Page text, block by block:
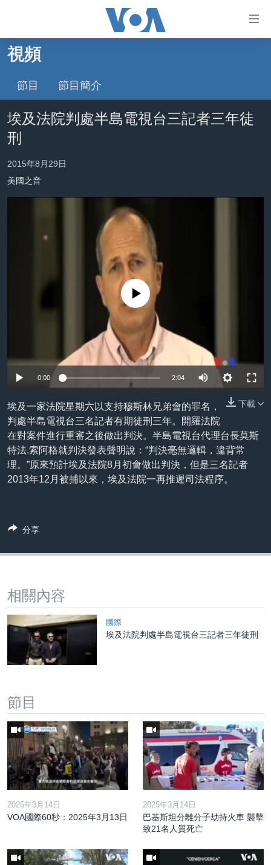
礙
鏈
轉
到
內
容
跳
主頁
美國大選2024
台灣
VOA 60秒 (國際)
美國專訊
視頻存檔
YOUTUBE頻道
新聞音頻
海外港人
港人港心
美國透視
建國史話
國語
關注我們
其他語言網站
視頻
節目 節目簡介
埃及法院判處半島電視台三記者三年徒
刑
2015年8月29日
美國之音
No media source currently available
0:00 2:04
下載
埃及一家法院星期六以支持穆斯林兄弟會的罪名，
判處半島電視台三名記者有期徒刑三年。開羅法院
在對案件進行重審之後做出判決。半島電視台代理台長莫斯
特法.索阿格就判決發表聲明說：“判決毫無邏輯，違背常
理。”原來預計埃及法院8月初會做出判決，但是三名記者
2013年12月被捕以來，埃及法院一再推遲司法程序。
分享
相關內容
國際
埃及法院判處半島電視台三記者三年徒刑
節目
2025年3月14日
VOA國際60秒：2025年3月13日
2025年3月14日
巴基斯坦分離分子劫持火車 襲擊
致21名人質死亡